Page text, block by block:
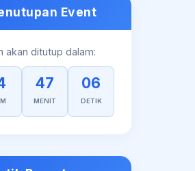
Event
akan ditutup dalam:
47
MENIT
05
DETIK